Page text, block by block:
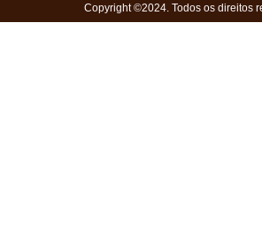
Copyright ©2024. Todos os direitos